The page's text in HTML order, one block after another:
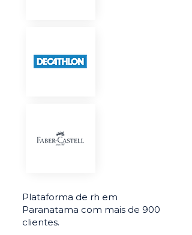
Plataforma de rh em
Paranatama com mais de 900
clientes.